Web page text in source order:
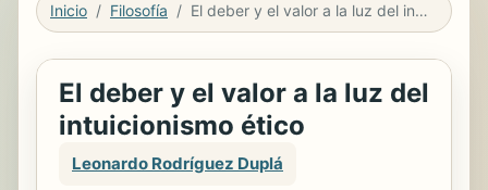
Inicio Filosofía El deber y el valor a la luz del intuicionismo ético
El deber y el valor a la luz del
intuicionismo ético
Leonardo Rodríguez Duplá